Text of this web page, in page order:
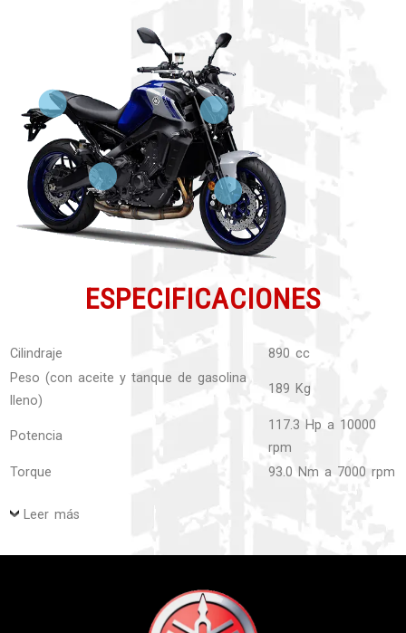
ESPECIFICACIONES
Cilindraje
890 cc
Peso (con aceite y tanque de gasolina
lleno)
189 Kg
Potencia
117.3 Hp a 10000
rpm
Torque
93.0 Nm a 7000 rpm
Leer más